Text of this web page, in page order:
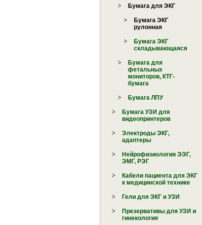
Бумага для ЭКГ
Бумага ЭКГ
рулонная
Бумага ЭКГ
складывающаяся
Бумага для
фетальных
мониторов, КТГ-
бумага
Бумага ЛПУ
Бумага УЗИ для
видеопринтеров
Электроды ЭКГ,
адаптеры
Нейрофизиология ЭЭГ,
ЭМГ, РЭГ
Кабели пациента для ЭКГ
к медицинской технике
Гели для ЭКГ и УЗИ
Презервативы для УЗИ и
гинекология